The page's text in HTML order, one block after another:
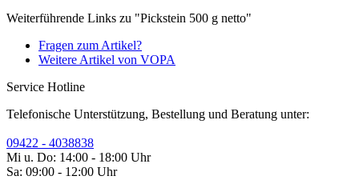
Weiterführende Links zu "Pickstein 500 g netto"
Fragen zum Artikel?
Weitere Artikel von VOPA
Service Hotline
Telefonische Unterstützung, Bestellung und Beratung unter:
09422 - 4038838
Mi u. Do: 14:00 - 18:00 Uhr
Sa: 09:00 - 12:00 Uhr